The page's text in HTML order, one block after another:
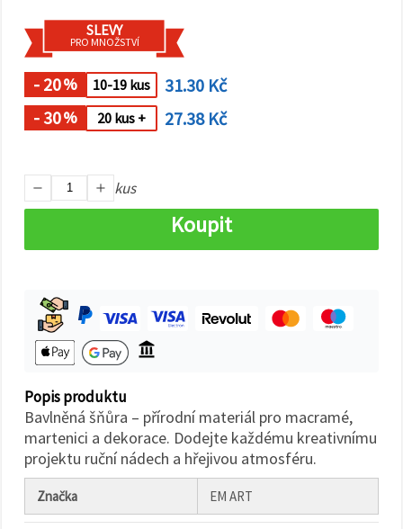
daného
typu
cookies a
kliknutím
na tlačítko
"Uložit"
Nastavení
SLEVY
PRO MNOŽSTVÍ
- 20% 10-19 kus
31.30 Kč
- 30% 20 kus + 27.38 Kč
kus
Koupit
Popis produktu
Bavlněná šňůra – přírodní materiál pro macramé,
martenici a dekorace. Dodejte každému kreativnímu
projektu ruční nádech a hřejivou atmosféru.
Značka EM ART